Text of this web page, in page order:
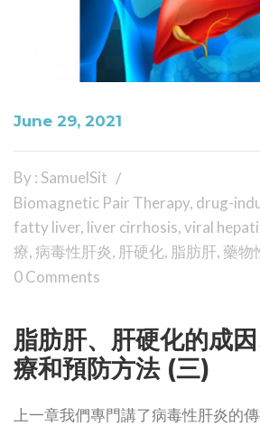
June 29, 2021
By : SamuelSit
Biomagnetic Pair Therapy, drug-
fatty liver, liver cirrhosis,viral
療,病毒性肝炎, 肝硬化, 脂肪肝,藥物
0 Comments
脂肪肝、肝硬化的成
療和預防方法 (三)
上一章我們專門講了病毒性肝炎的